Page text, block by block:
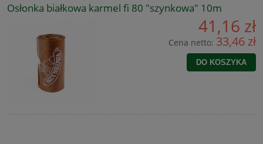
Osłonka białkowa karmel fi 80 "szynkowa" 10m
41,16 zł
Cena netto: 33,46 zł
DO KOSZYKA